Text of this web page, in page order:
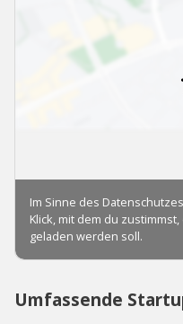
Umfassende